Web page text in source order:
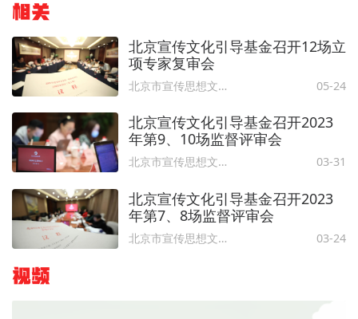
相关
北京宣传文化引导基金召开12场立
项专家复审会
北京市宣传思想文化人才发展中心 05-24
北京宣传文化引导基金召开2023
年第9、10场监督评审会
北京市宣传思想文化人才发展中心 03-31
北京宣传文化引导基金召开2023
年第7、8场监督评审会
北京市宣传思想文化人才发展中心 03-24
视频